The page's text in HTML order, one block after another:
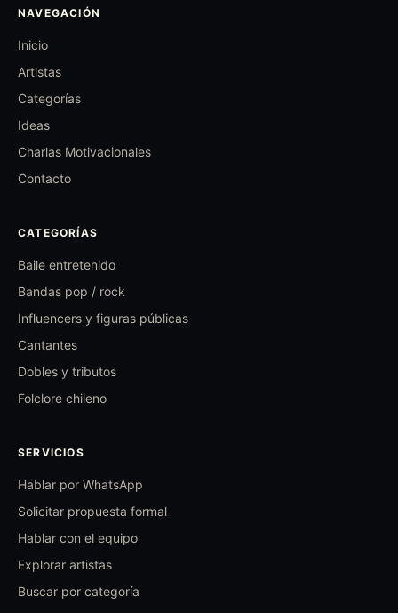
NAVEGACIÓN
Inicio
Artistas
Categorías
Ideas
Charlas Motivacionales
Contacto
CATEGORÍAS
Baile entretenido
Bandas pop / rock
Influencers y figuras públicas
Cantantes
Dobles y tributos
Folclore chileno
SERVICIOS
Hablar por WhatsApp
Solicitar propuesta formal
Hablar con el equipo
Explorar artistas
Buscar por categoría